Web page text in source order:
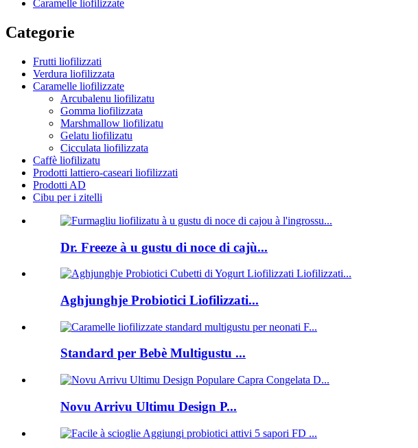
Caramelle liofilizzate
Categorie
Frutti liofilizzati
Verdura liofilizzata
Caramelle liofilizzate
Arcubalenu liofilizatu
Gomma liofilizzata
Marshmallow liofilizatu
Gelatu liofilizatu
Cicculata liofilizzata
Caffè liofilizatu
Prodotti lattiero-caseari liofilizzati
Prodotti AD
Cibu per i zitelli
Dr. Freeze à u gustu di noce di cajù...
Aghjunghje Probiotici Liofilizzati...
Standard per Bebè Multigustu ...
Novu Arrivu Ultimu Design P...